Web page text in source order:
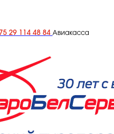
29 114 48 84 Авиакасса